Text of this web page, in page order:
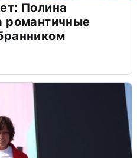
Полина
романтичные